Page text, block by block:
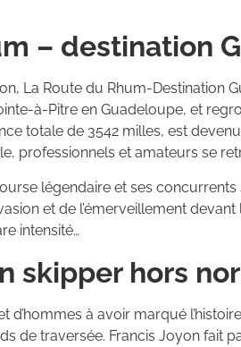
– destination
La Route du Rhum-Destination
à-Pitre en Guadeloupe, et
totale de 3542 milles, est
professionnels et amateurs se
légendaire et ses concurrents
et de l’émerveillement
intensité…
skipper hors
d’hommes à avoir marqué
de traversée. Francis Joyon fait